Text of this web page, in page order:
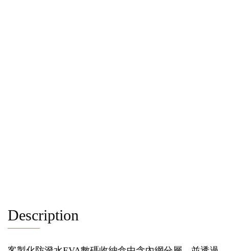
Description